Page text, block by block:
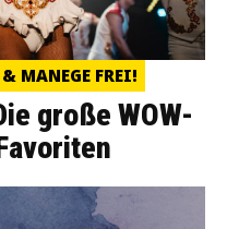
MANEGE FREI!
große WOW-